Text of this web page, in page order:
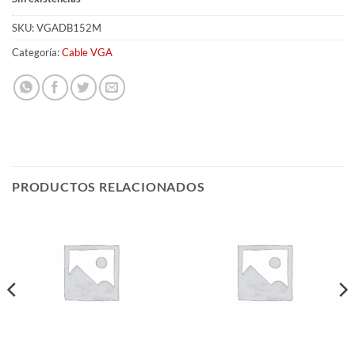
SKU:VGADB152M
Categoría:Cable VGA
PRODUCTOS RELACIONADOS